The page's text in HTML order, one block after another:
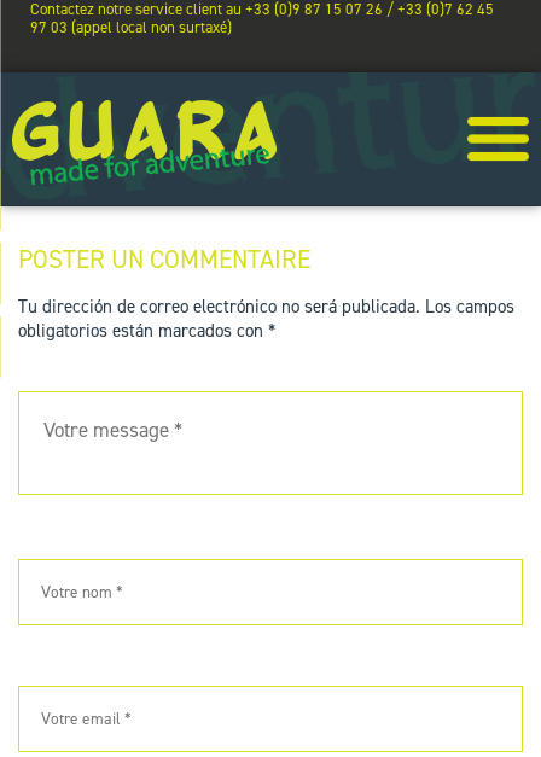
Contactez notre service client au +33 (0)9 87 15 07 26 / +33 (0)7 62 45
97 03 (appel local non surtaxé)
POSTER UN COMMENTAIRE
Tu dirección de correo electrónico no será publicada. Los campos
obligatorios están marcados con *